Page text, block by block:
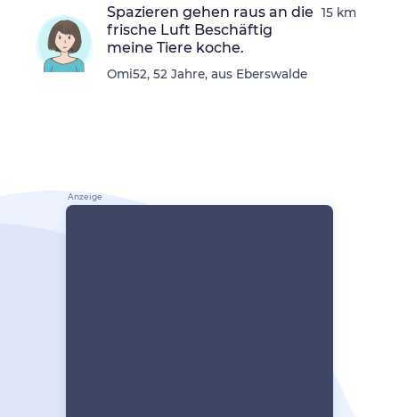
Spazieren gehen raus an die
frische Luft Beschäftig
meine Tiere koche.
Omi52, 52 Jahre, aus Eberswalde
15 km